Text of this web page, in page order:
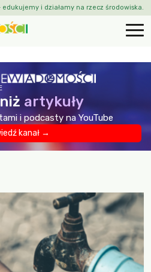
edukujemy i działamy na rzecz środowiska.
artykuły
i podcasty na YouTube
kanał →